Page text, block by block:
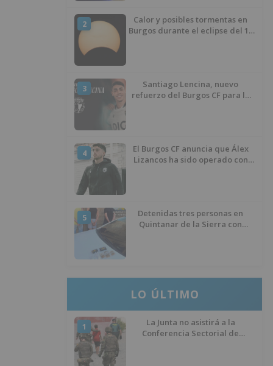
2
Calor y posibles tormentas en
Burgos durante el eclipse del 12
3
Santiago Lencina, nuevo
refuerzo del Burgos CF para la
4
El Burgos CF anuncia que Álex
Lizancos ha sido operado con
5
Detenidas tres personas en
Quintanar de la Sierra con
LO ÚLTIMO
1
La Junta no asistirá a la
Conferencia Sectorial de